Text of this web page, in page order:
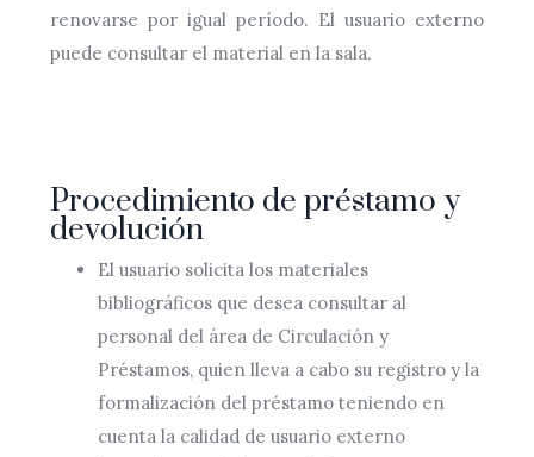
renovarse por igual período. El usuario externo
puede consultar el material en la sala.
Procedimiento de préstamo y
devolución
El usuario solicita los materiales
bibliográficos que desea consultar al
personal del área de Circulación y
Préstamos, quien lleva a cabo su registro y la
formalización del préstamo teniendo en
cuenta la calidad de usuario externo